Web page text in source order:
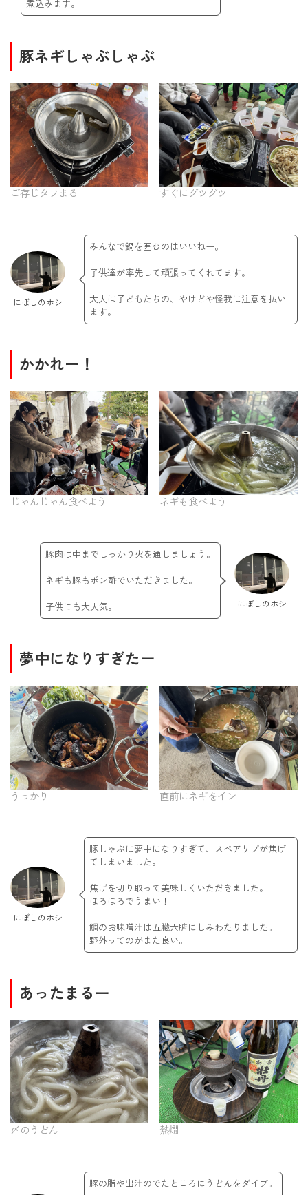
煮込みます。
豚ネギしゃぶしゃぶ
ご存じタフまる すぐにグツグツ
にぼしのホシ
みんなで鍋を囲むのはいいねー。
子供達が率先して頑張ってくれてます。
大人は子どもたちの、やけどや怪我に注意を払い
ます。
かかれー！
じゃんじゃん食べよう ネギも食べよう
にぼしのホシ
豚肉は中までしっかり火を通しましょう。
ネギも豚もポン酢でいただきました。
子供にも大人気。
夢中になりすぎたー
うっかり 直前にネギをイン
にぼしのホシ
豚しゃぶに夢中になりすぎて、スペアリブが焦げ
てしまいました。
焦げを切り取って美味しくいただきました。
ほろほろでうまい！
鯛のお味噌汁は五臓六腑にしみわたりました。
野外ってのがまた良い。
あったまるー
〆のうどん 熱燗
豚の脂や出汁のでたところにうどんをダイブ。